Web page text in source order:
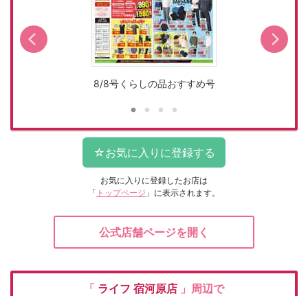
8/8号くらしの品おすすめ号
お気に入りに登録したお店は
「 トップページ 」に表示されます。
公式店舗ページを開く
「 ライフ 宿河原店 」周辺で